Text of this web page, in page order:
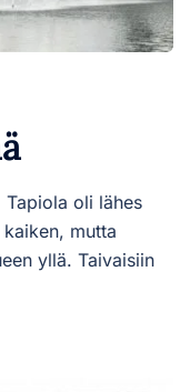
Tapiola oli lähes
mutta
yllä. Taivaisiin